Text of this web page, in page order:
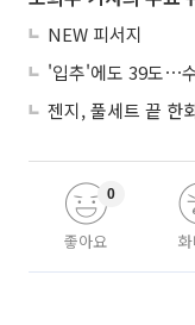
NEW 피서지
'입추'에도 39도⋯
좋아요
0